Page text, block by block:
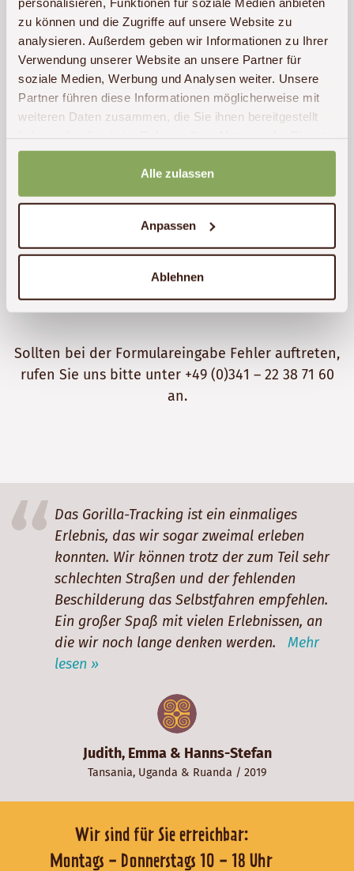
zu können und die Zugriffe auf unsere Website zu
analysieren. Außerdem geben wir Informationen zu Ihrer
Verwendung unserer Website an unsere Partner für
soziale Medien, Werbung und Analysen weiter. Unsere
Partner führen diese Informationen möglicherweise mit
weiteren Daten zusammen, die Sie ihnen bereitgestellt
gesammelt haben.
Alle zulassen
Anpassen
Ablehnen
Datenschutzerklärung.
Wie haben Sie von Akwaba Afrika erfahren?
Reise anfragen
Sollten bei der Formulareingabe Fehler auftreten,
rufen Sie uns bitte unter +49 (0)341 – 22 38 71 60
an.
Judith, Emma & Hanns-Stefan
Tansania, Uganda & Ruanda / 2019
Das Gorilla-Tracking ist ein einmaliges
Erlebnis, das wir sogar zweimal erleben
konnten. Wir können trotz der zum Teil sehr
schlechten Straßen und der fehlenden
Beschilderung das Selbstfahren empfehlen.
Ein großer Spaß mit vielen Erlebnissen, an
die wir noch lange denken werden. Mehr
lesen »
Wir sind für Sie erreichbar:
Montags - Donnerstags 10 - 18 Uhr